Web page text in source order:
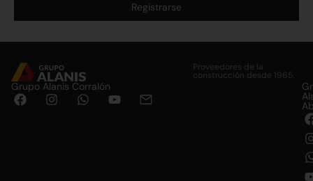
Registrarse
Proveedores de la
construcción desde 1965.
Grupo Alanis Corralón